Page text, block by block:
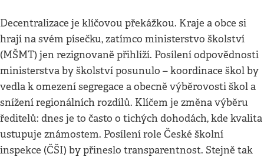
Decentralizace je klíčovou překážkou. Kraje a obce si
hrají na svém písečku, zatímco ministerstvo školství
(MŠMT) jen rezignovaně přihlíží. Posílení odpovědnosti
ministerstva by školství posunulo – koordinace škol by
vedla k omezení segregace a obecně výběrovosti škol a
snížení regionálních rozdílů. Klíčem je změna výběru
ředitelů: dnes je to často o tichých dohodách, kde kvalita
ustupuje známostem. Posílení role České školní
inspekce (ČŠI) by přineslo transparentnost. Stejně tak